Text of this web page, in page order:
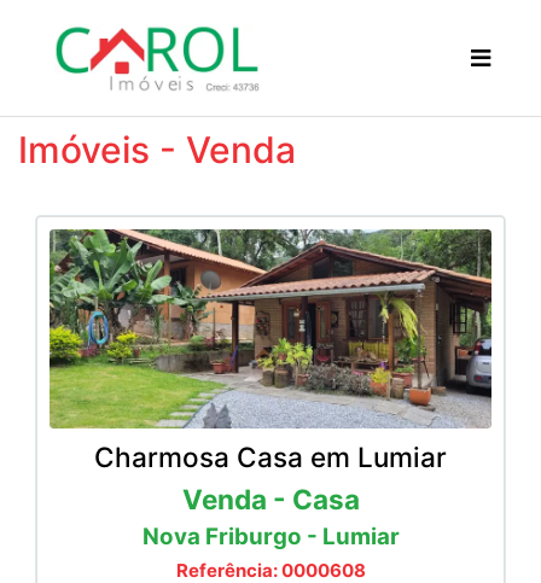
Imóveis - Venda
Charmosa Casa em Lumiar
Venda - Casa
Nova Friburgo - Lumiar
Referência: 0000608